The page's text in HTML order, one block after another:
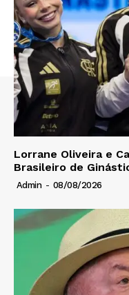
Lorrane Oliveira e
Brasileiro de
Admin - 08/08/2026